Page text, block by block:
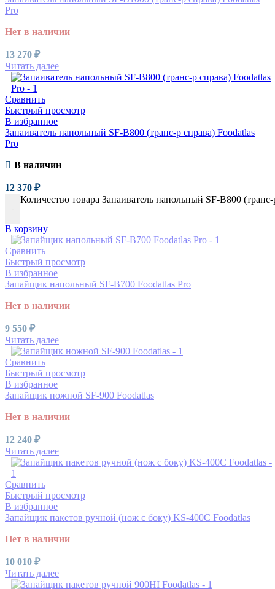
Pro
Нет в наличии
13 270 ₽
Читать далее
Сравнить
Быстрый просмотр
В избранное
Запаиватель напольный SF-B800 (транс-р справа) Foodatlas
Pro
В наличии
12 370 ₽
-
Количество товара Запаиватель напольный SF-B800
В корзину
Сравнить
Быстрый просмотр
В избранное
Запайщик напольный SF-B700 Foodatlas Pro
Нет в наличии
9 550 ₽
Читать далее
Сравнить
Быстрый просмотр
В избранное
Запайщик ножной SF-900 Foodatlas
Нет в наличии
12 240 ₽
Читать далее
Сравнить
Быстрый просмотр
В избранное
Запайщик пакетов ручной (нож с боку) KS-400C Foodatlas
Нет в наличии
10 010 ₽
Читать далее